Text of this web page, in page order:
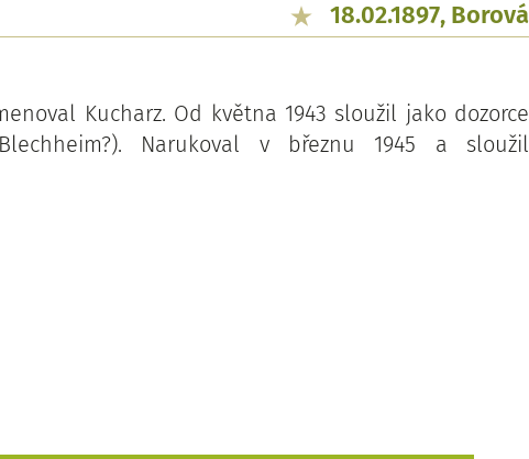
18.02.1897, Borová
Kucharz. Od května 1943 sloužil jako dozorce
Narukoval v březnu 1945 a sloužil